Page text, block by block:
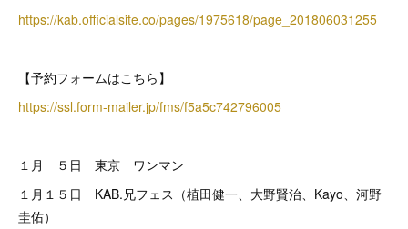
https://kab.officialsite.co/pages/1975618/page_201806031255
【予約フォームはこちら】
https://ssl.form-mailer.jp/fms/f5a5c742796005
１月 ５日 東京 ワンマン
１月１５日 KAB.兄フェス（植田健一、大野賢治、Kayo、河野
圭佑）